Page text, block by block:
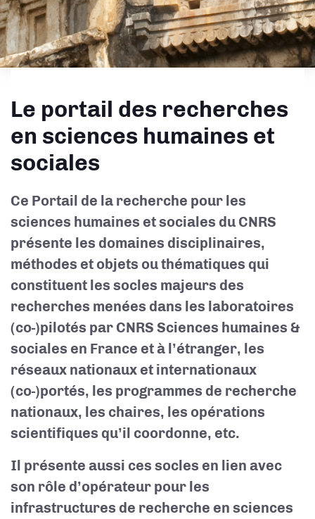
Le portail des recherches
en sciences humaines et
sociales
Ce Portail de la recherche pour les
sciences humaines et sociales du CNRS
présente les domaines disciplinaires,
méthodes et objets ou thématiques qui
constituent les socles majeurs des
recherches menées dans les laboratoires
(co-)pilotés par CNRS Sciences humaines &
sociales en France et à l’étranger, les
réseaux nationaux et internationaux
(co-)portés, les programmes de recherche
nationaux, les chaires, les opérations
scientifiques qu’il coordonne, etc.
Il présente aussi ces socles en lien avec
son rôle d’opérateur pour les
infrastructures de recherche en sciences